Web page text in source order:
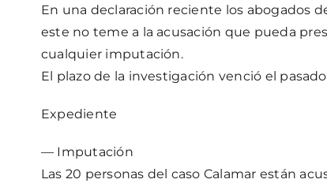
En una declaración reciente los abogados
este no teme a la acusación que pueda
cualquier imputación.
El plazo de la investigación venció el
Expediente
— Imputación
Las 20 personas del caso Calamar están